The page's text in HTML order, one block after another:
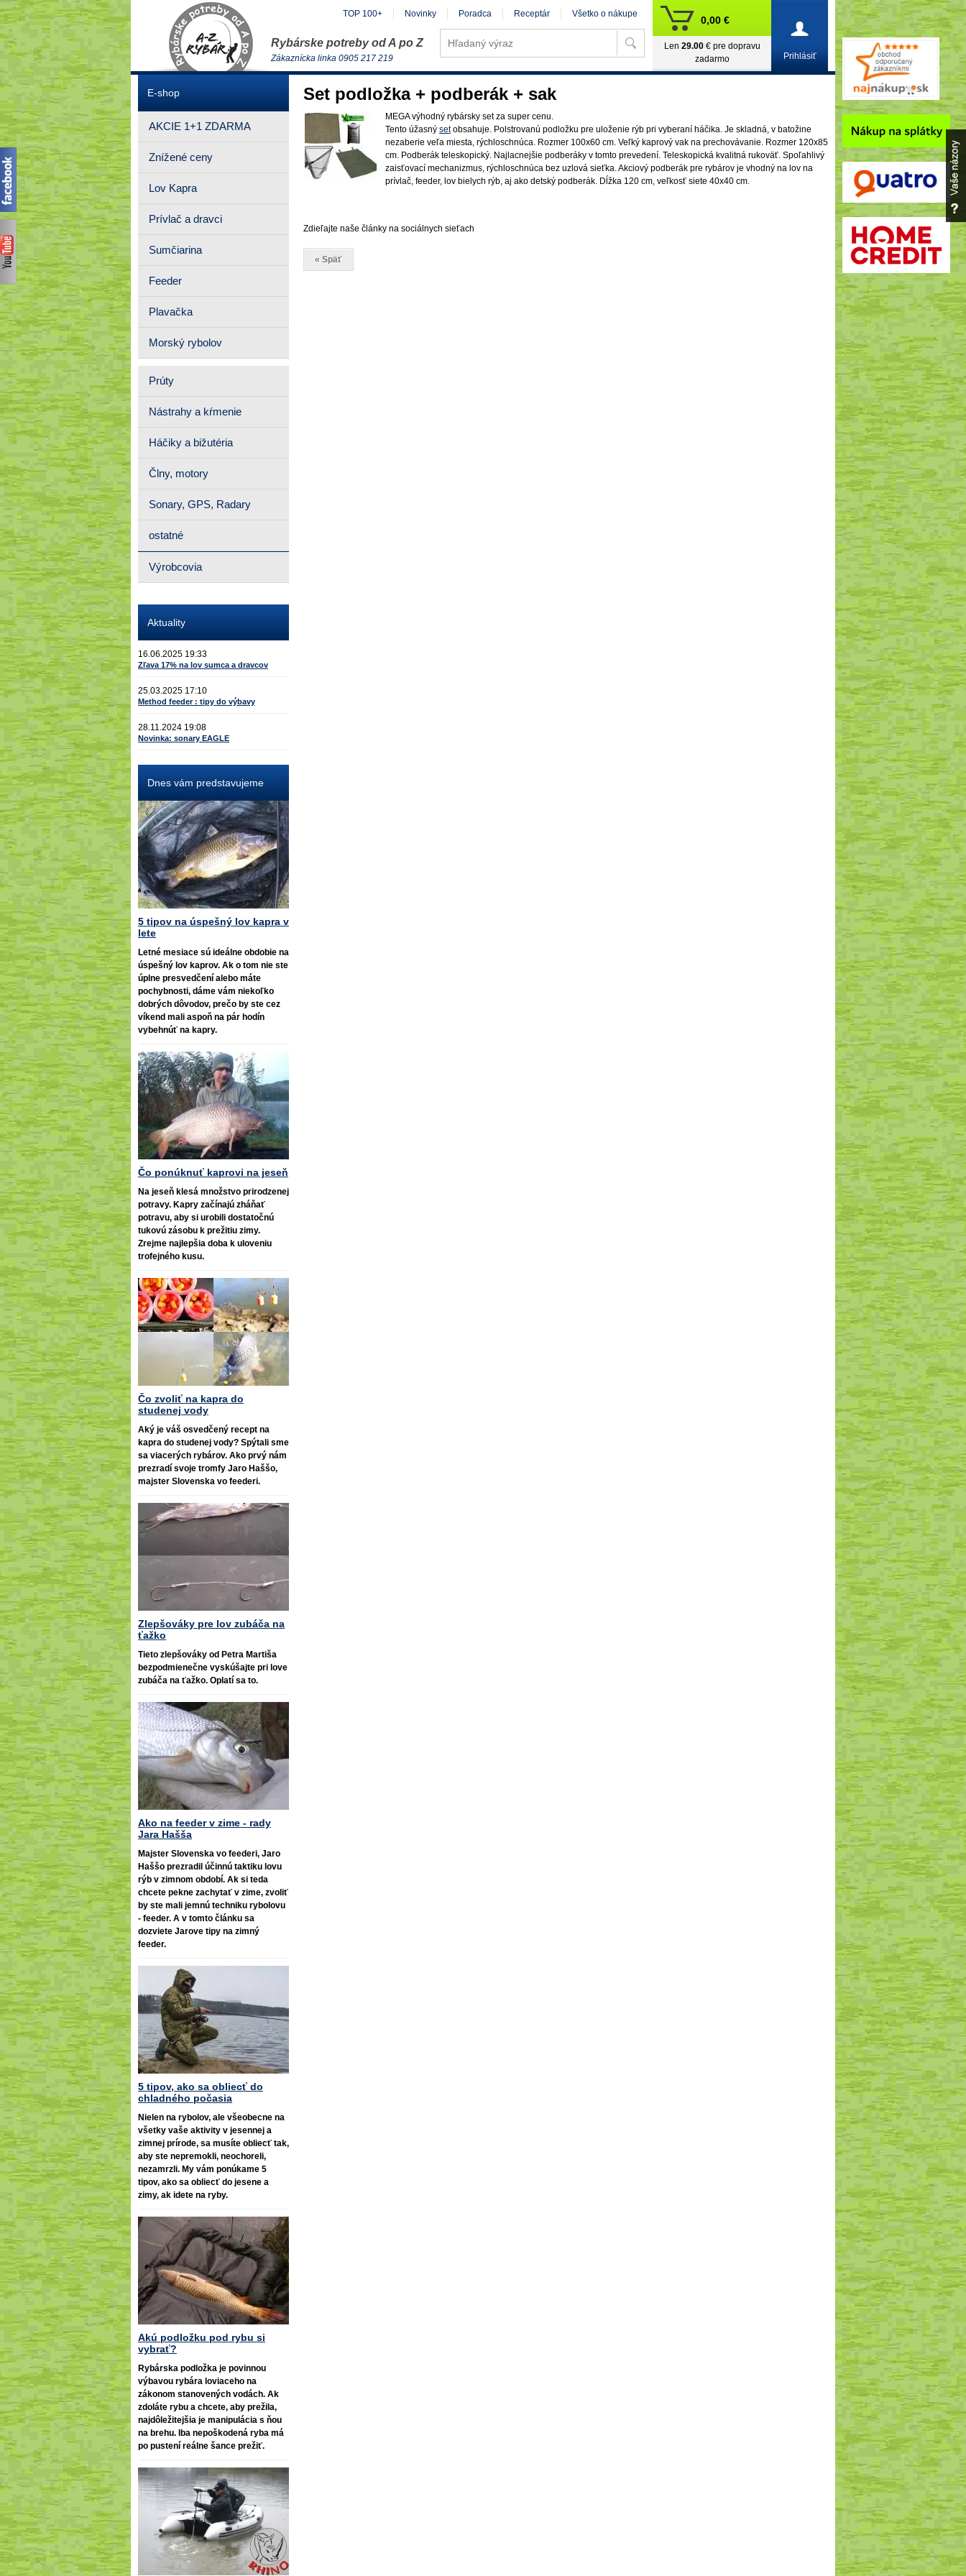
Rybárske potreby od A po Z
Zákaznícka linka 0905 217 219 Prihlásiť
0,00 €
Len 29.00€ pre dopravu
zadarmo
Set podložka + podberák + sak
MEGA výhodný rybársky set za super cenu.
Tento úžasný setobsahuje. Polstrovanú podložku pre uloženie rýb pri vyberaní háčika. Je skladná, v batožine
nezaberie veľa miesta, rýchloschnúca. Rozmer 100x60 cm. Veľký kaprový vak na prechovávanie. Rozmer 120x85
cm. Podberák teleskopický. Najlacnejšie podberáky v tomto prevedení. Teleskopická kvalitná rukoväť. Spoľahlivý
zaisťovací mechanizmus, rýchloschnúca bez uzlová sieťka. Akciový podberák pre rybárov je vhodný na lov na
prívlač, feeder, lov bielych rýb, aj ako detský podberák. Dĺžka 120 cm, veľkosť siete 40x40 cm.
Zdieľajte naše články na sociálnych sieťach
« Späť
E-shop
AKCIE 1+1 ZDARMA
Znížené ceny
Lov Kapra
Prívlač a dravci
Sumčiarina
Feeder
Plavačka
Morský rybolov
Prúty
Nástrahy a kŕmenie
Háčiky a bižutéria
Člny, motory
Sonary, GPS, Radary
ostatné
Výrobcovia
Aktuality
16.06.2025 19:33
Zľava 17% na lov sumca a dravcov
25.03.2025 17:10
Method feeder : tipy do výbavy
28.11.2024 19:08
Novinka: sonary EAGLE
Dnes vám predstavujeme
5 tipov na úspešný lov kapra v
lete
Letné mesiace sú ideálne obdobie na
úspešný lov kaprov. Ak o tom nie ste
úplne presvedčení alebo máte
pochybnosti, dáme vám niekoľko
dobrých dôvodov, prečo by ste cez
víkend mali aspoň na pár hodín
vybehnúť na kapry.
Čo ponúknuť kaprovi na jeseň
Na jeseň klesá množstvo prirodzenej
potravy. Kapry začínajú zháňať
potravu, aby si urobili dostatočnú
tukovú zásobu k prežitiu zimy.
Zrejme najlepšia doba k uloveniu
trofejného kusu.
Čo zvoliť na kapra do
studenej vody
Aký je váš osvedčený recept na
kapra do studenej vody? Spýtali sme
sa viacerých rybárov. Ako prvý nám
prezradí svoje tromfy Jaro Haššo,
majster Slovenska vo feederi.
Zlepšováky pre lov zubáča na
ťažko
Tieto zlepšováky od Petra Martiša
bezpodmienečne vyskúšajte pri love
zubáča na ťažko. Oplatí sa to.
Ako na feeder v zime - rady
Jara Hašša
Majster Slovenska vo feederi, Jaro
Haššo prezradil účinnú taktiku lovu
rýb v zimnom období. Ak si teda
chcete pekne zachytať v zime, zvoliť
by ste mali jemnú techniku rybolovu
- feeder. A v tomto článku sa
dozviete Jarove tipy na zimný
feeder.
5 tipov, ako sa obliecť do
chladného počasia
Nielen na rybolov, ale všeobecne na
všetky vaše aktivity v jesennej a
zimnej prírode, sa musíte obliecť tak,
aby ste nepremokli, neochoreli,
nezamrzli. My vám ponúkame 5
tipov, ako sa obliecť do jesene a
zimy, ak idete na ryby.
Akú podložku pod rybu si
vybrať?
Rybárska podložka je povinnou
výbavou rybára loviaceho na
zákonom stanovených vodách. Ak
zdoláte rybu a chcete, aby prežila,
najdôležitejšia je manipulácia s ňou
na brehu. Iba nepoškodená ryba má
po pustení reálne šance prežiť.
TOP 100+ Novinky Poradca Receptár Všetko o nákupe